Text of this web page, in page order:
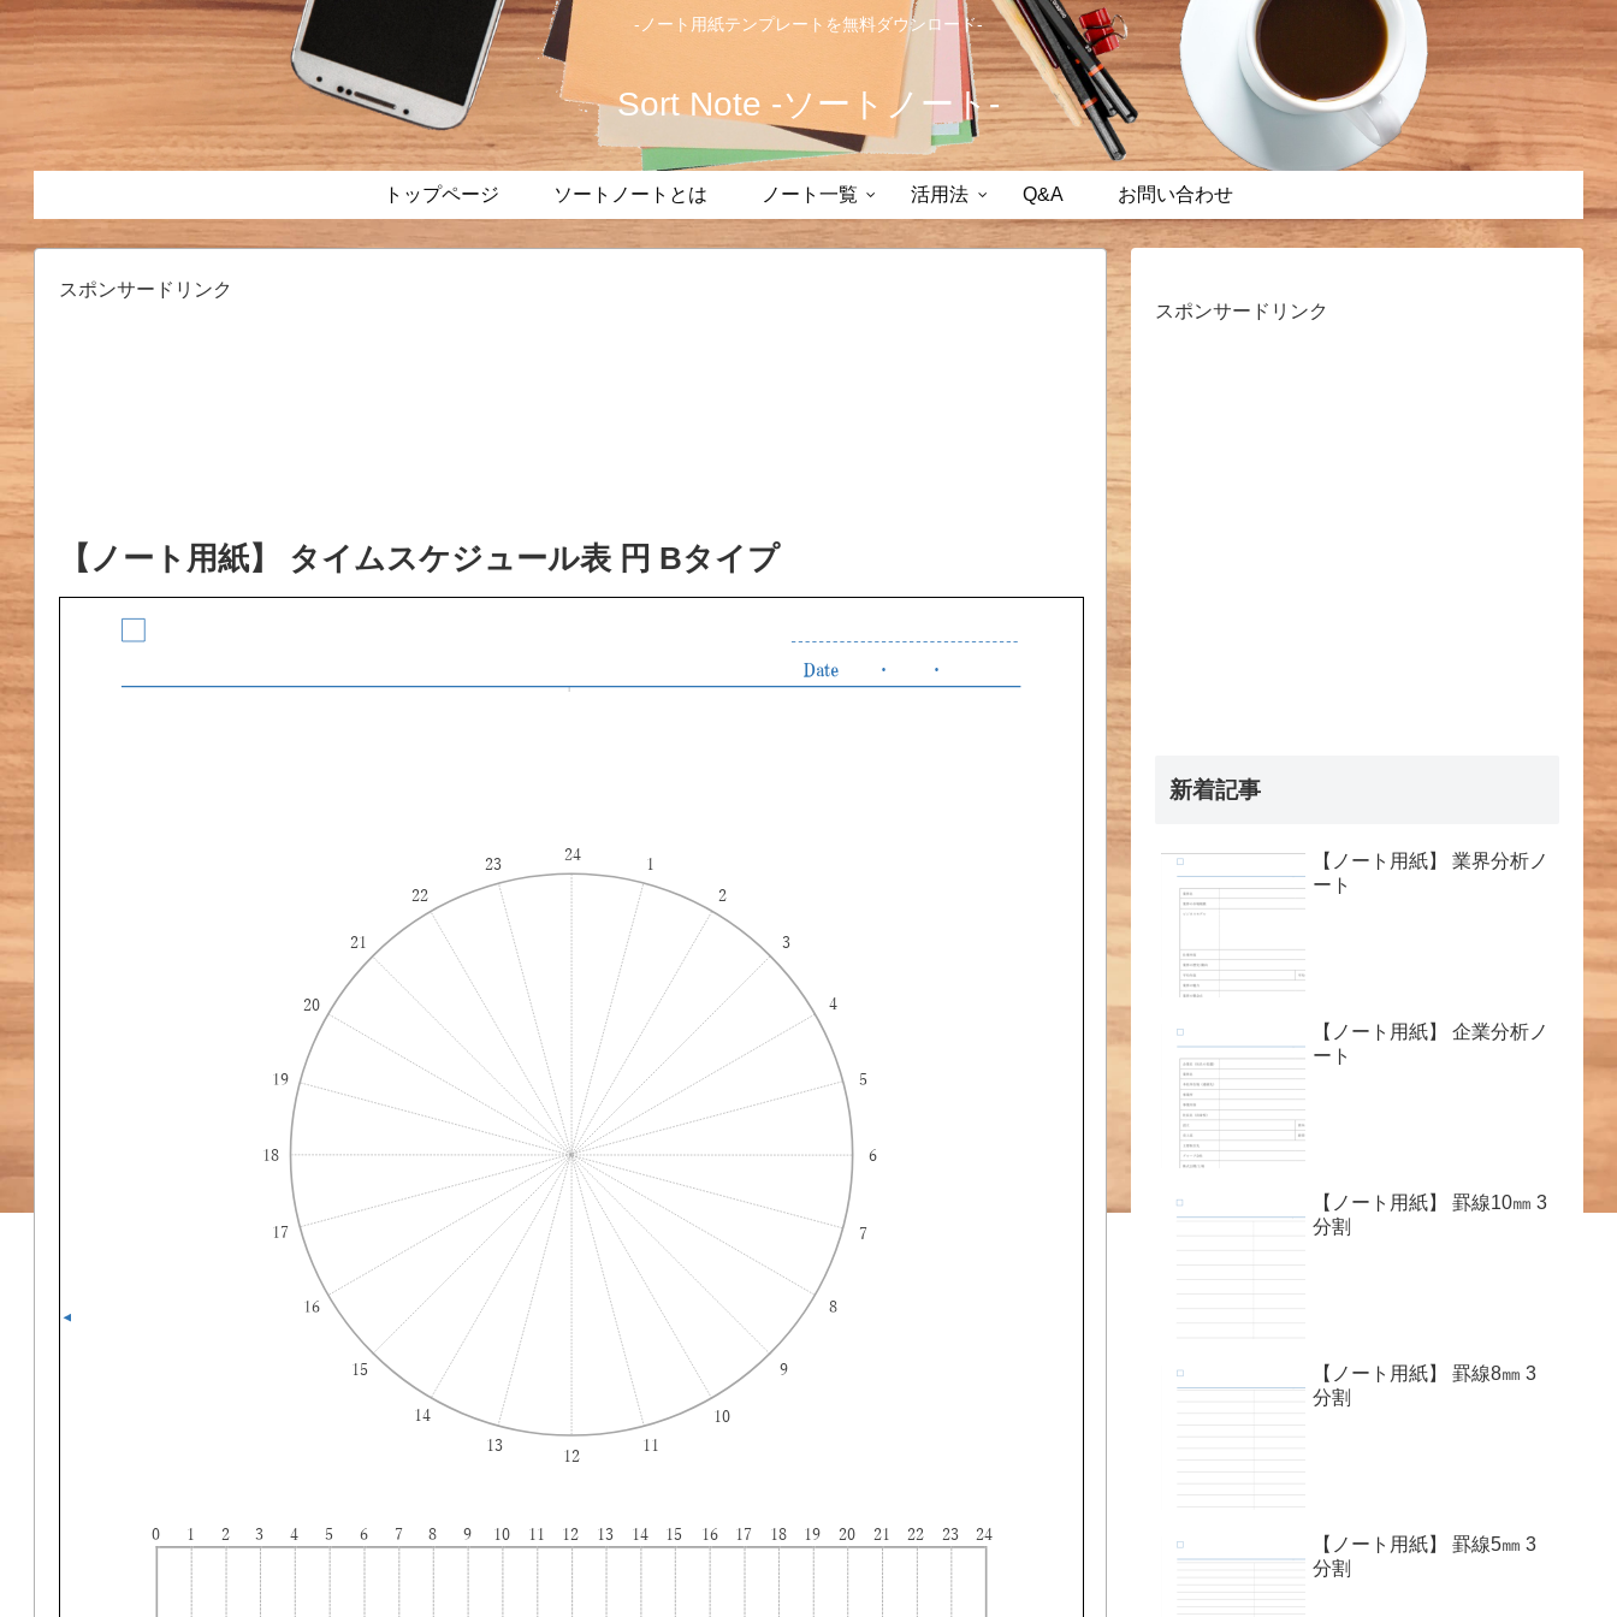
-ノート用紙テンプレートを無料ダウンロード-
Sort Note -ソートノート-
トップページ ソートノートとは ノート一覧 活用法 Q&A お問い合わせ
スポンサードリンク
【ノート用紙】 タイムスケジュール表 円 Bタイプ
スポンサードリンク
新着記事
【ノート用紙】 業界分析ノ
ート
【ノート用紙】 企業分析ノ
ート
【ノート用紙】 罫線10㎜ 3
分割
【ノート用紙】 罫線8㎜ 3
分割
【ノート用紙】 罫線5㎜ 3
分割